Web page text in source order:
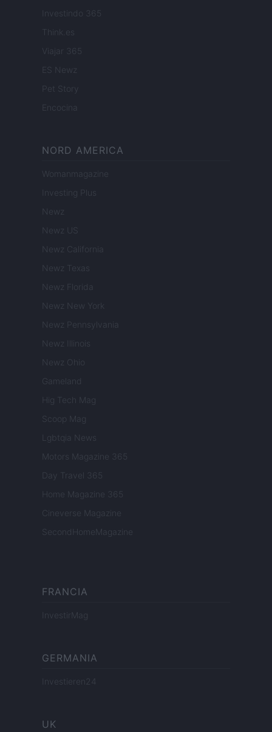
Investindo 365
Think.es
Viajar 365
ES Newz
Pet Story
Encocina
NORD AMERICA
Womanmagazine
Investing Plus
Newz
Newz US
Newz California
Newz Texas
Newz Florida
Newz New York
Newz Pennsylvania
Newz Illinois
Newz Ohio
Gameland
Hig Tech Mag
Scoop Mag
Lgbtqia News
Motors Magazine 365
Day Travel 365
Home Magazine 365
Cineverse Magazine
SecondHomeMagazine
FRANCIA
InvestirMag
GERMANIA
Investieren24
UK